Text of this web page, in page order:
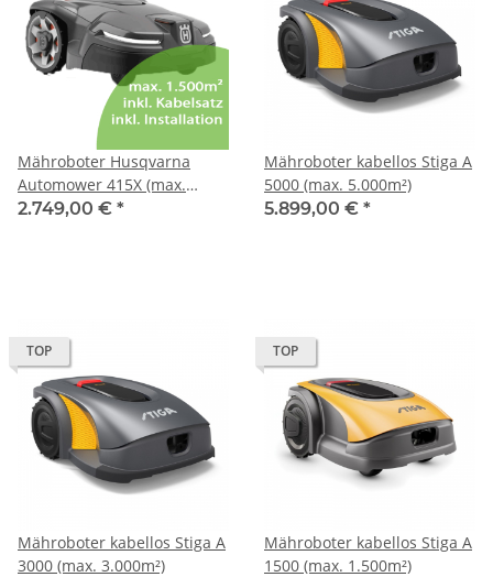
Mähroboter Husqvarna
Automower 415X (max.
1.500m²) inkl. Installation
2.749,00 € *
Mähroboter kabellos Stiga A
5000 (max. 5.000m²)
5.899,00 € *
TOP
Mähroboter kabellos Stiga A
3000 (max. 3.000m²)
TOP
Mähroboter kabellos Stiga A
1500 (max. 1.500m²)